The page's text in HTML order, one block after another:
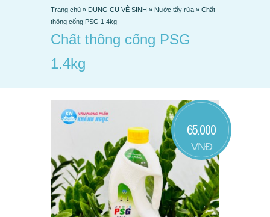
Trang chủ » DỤNG CỤ VỆ SINH » Nước tẩy rửa » Chất
thông cống PSG 1.4kg
Chất thông cống PSG
1.4kg
65.000
VNĐ